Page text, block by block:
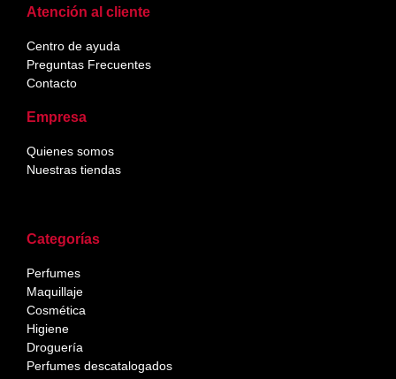
Categorías
Perfumes
Maquillaje
Cosmética
Higiene
Droguería
Perfumes descatalogados
Atención al cliente
Centro de ayuda
Preguntas Frecuentes
Contacto
Empresa
Quienes somos
Nuestras tiendas